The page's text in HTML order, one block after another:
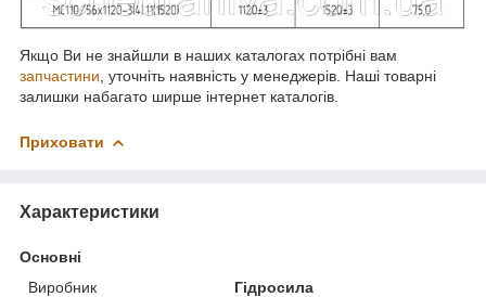
Якщо Ви не знайшли в наших каталогах потрібні вам
запчастини , уточніть наявність у менеджерів. Наші товарні
залишки набагато ширше інтернет каталогів.
Приховати
Характеристики
Основні
Виробник
Гідросила